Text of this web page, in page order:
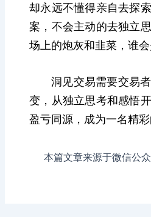
却永远不懂得亲自去探
案，不会主动的去独立
场上的炮灰和韭菜，谁
洞见交易需要交易者
变，从独立思考和感悟
盈亏同源，成为一名精
本篇文章来源于